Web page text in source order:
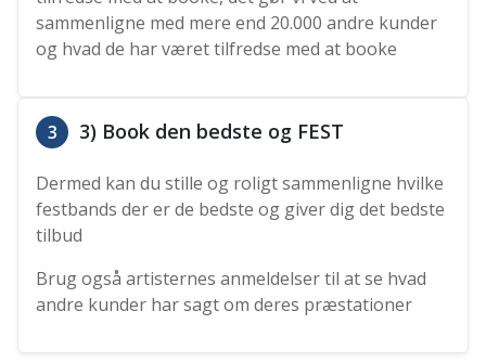
sammenligne med mere end 20.000 andre kunder
og hvad de har været tilfredse med at booke
3 3) Book den bedste og FEST
Dermed kan du stille og roligt sammenligne hvilke
festbands der er de bedste og giver dig det bedste
tilbud
Brug også artisternes anmeldelser til at se hvad
andre kunder har sagt om deres præstationer